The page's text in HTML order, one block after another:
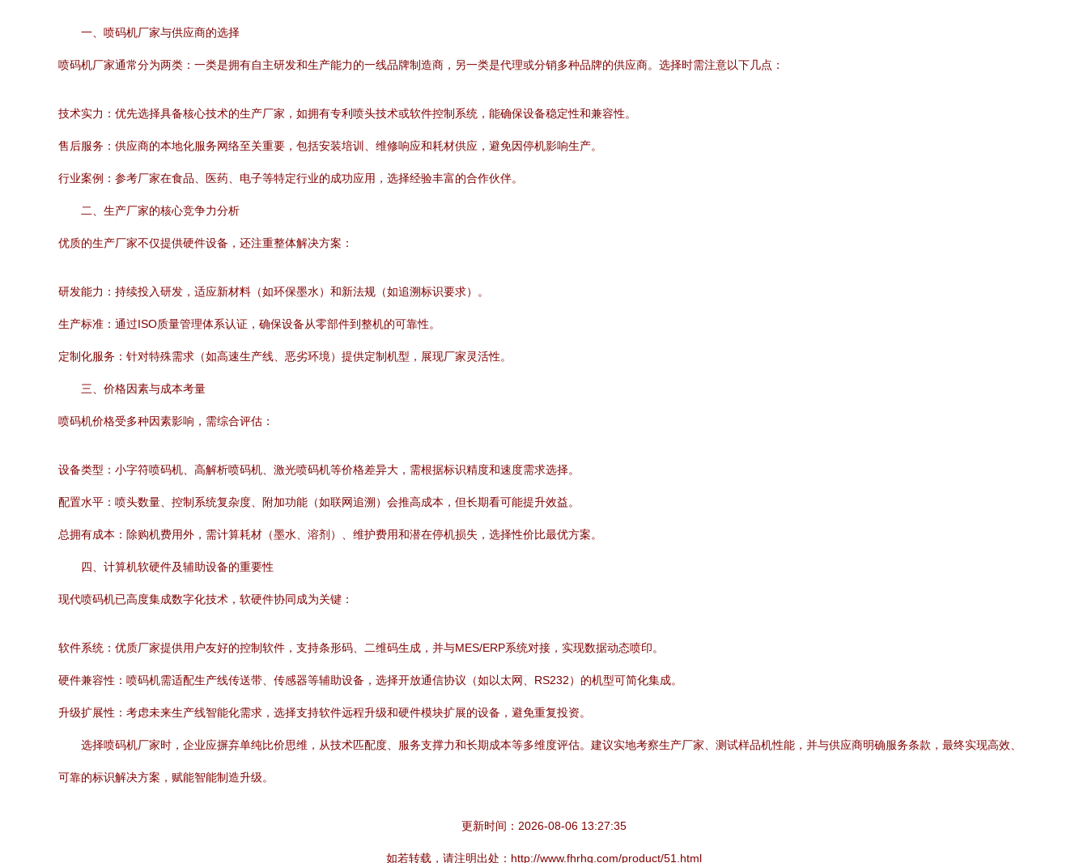
一、喷码机厂家与供应商的选择
喷码机厂家通常分为两类：一类是拥有自主研发和生产能力的一线品牌制造商，另一类是代理或分销多种品牌的供应商。选择时需注意以下几点：
技术实力：优先选择具备核心技术的生产厂家，如拥有专利喷头技术或软件控制系统，能确保设备稳定性和兼容性。
售后服务：供应商的本地化服务网络至关重要，包括安装培训、维修响应和耗材供应，避免因停机影响生产。
行业案例：参考厂家在食品、医药、电子等特定行业的成功应用，选择经验丰富的合作伙伴。
二、生产厂家的核心竞争力分析
优质的生产厂家不仅提供硬件设备，还注重整体解决方案：
研发能力：持续投入研发，适应新材料（如环保墨水）和新法规（如追溯标识要求）。
生产标准：通过ISO质量管理体系认证，确保设备从零部件到整机的可靠性。
定制化服务：针对特殊需求（如高速生产线、恶劣环境）提供定制机型，展现厂家灵活性。
三、价格因素与成本考量
喷码机价格受多种因素影响，需综合评估：
设备类型：小字符喷码机、高解析喷码机、激光喷码机等价格差异大，需根据标识精度和速度需求选择。
配置水平：喷头数量、控制系统复杂度、附加功能（如联网追溯）会推高成本，但长期看可能提升效益。
总拥有成本：除购机费用外，需计算耗材（墨水、溶剂）、维护费用和潜在停机损失，选择性价比最优方案。
四、计算机软硬件及辅助设备的重要性
现代喷码机已高度集成数字化技术，软硬件协同成为关键：
软件系统：优质厂家提供用户友好的控制软件，支持条形码、二维码生成，并与MES/ERP系统对接，实现数据动态喷印。
硬件兼容性：喷码机需适配生产线传送带、传感器等辅助设备，选择开放通信协议（如以太网、RS232）的机型可简化集成。
升级扩展性：考虑未来生产线智能化需求，选择支持软件远程升级和硬件模块扩展的设备，避免重复投资。
选择喷码机厂家时，企业应摒弃单纯比价思维，从技术匹配度、服务支撑力和长期成本等多维度评估。建议实地考察生产厂家、测试样品机性能，并与供应商明确服务条款，最终实现高效、
可靠的标识解决方案，赋能智能制造升级。
更新时间：2026-08-06 13:27:35
如若转载，请注明出处：http://www.fhrhq.com/product/51.html